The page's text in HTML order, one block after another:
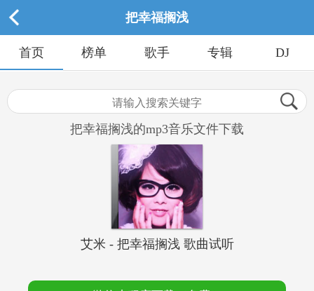
把幸福搁浅
首页 榜单 歌手 专辑 DJ
把幸福搁浅的mp3音乐文件下载
艾米 - 把幸福搁浅 歌曲试听